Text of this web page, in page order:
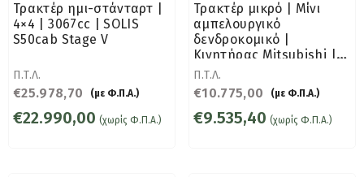
Τρακτέρ ημι-στάνταρτ |
4×4 | 3067cc | SOLIS
S50cab Stage V
Π.Τ.Λ.
€25.978,70 (με Φ.Π.Α.)
€22.990,00 (χωρίς Φ.Π.Α.)
Τρακτέρ μικρό | Μίνι
αμπελουργικό
δενδροκομικό |
Κινητήρας Mitsubishi |
SOLIS S26
Π.Τ.Λ.
€10.775,00 (με Φ.Π.Α.)
€9.535,40 (χωρίς Φ.Π.Α.)